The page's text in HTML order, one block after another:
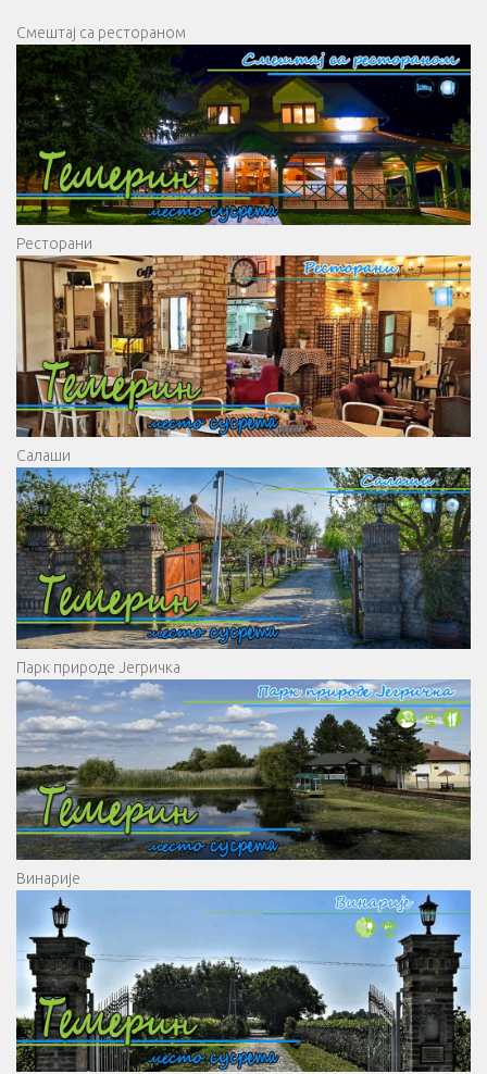
Смештај са рестораном
Ресторани
Салаши
Парк природе Јегричка
Винарије